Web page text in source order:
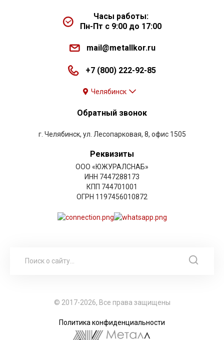
Часы работы:
Пн-Пт с 9:00 до 17:00
mail@metallkor.ru
+7 (800) 222-92-85
Челябинск
Обратный звонок
г. Челябинск, ул. Лесопарковая, 8, офис 1505
Реквизиты
ООО «ЮЖУРАЛСНАБ»
ИНН 7447288173
КПП 744701001
ОГРН 1197456010872
© 2017-2026, Все права защищены
Политика конфиденциальности